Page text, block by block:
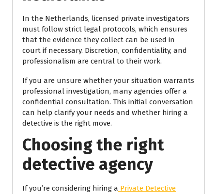
In the Netherlands, licensed private investigators
must follow strict legal protocols, which ensures
that the evidence they collect can be used in
court if necessary. Discretion, confidentiality, and
professionalism are central to their work.
If you are unsure whether your situation warrants
professional investigation, many agencies offer a
confidential consultation. This initial conversation
can help clarify your needs and whether hiring a
detective is the right move.
Choosing the right
detective agency
If you’re considering hiring a Private Detective